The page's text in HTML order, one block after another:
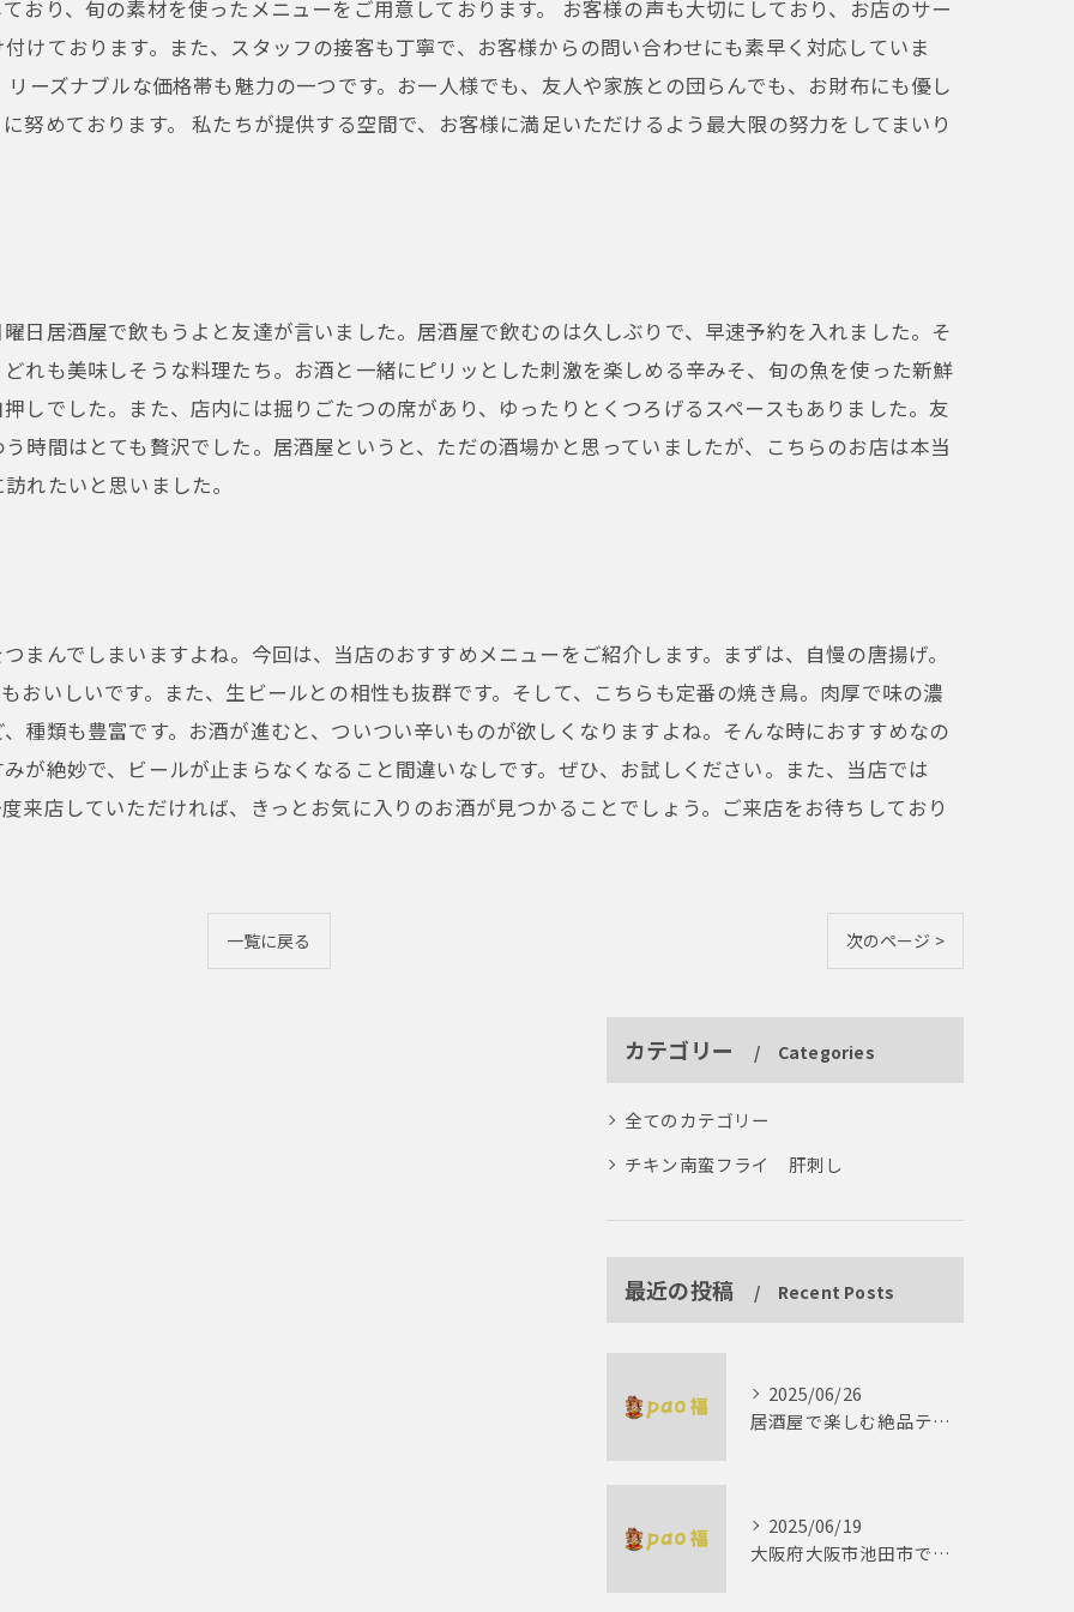
おり、旬の素材を使ったメニューをご用意しております。 お客様の声も大切にしており、お店のサー
けております。また、スタッフの接客も丁寧で、お客様からの問い合わせにも素早く対応していま
ーズナブルな価格帯も魅力の一つです。お一人様でも、友人や家族との団らんでも、お財布にも優し
努めております。 私たちが提供する空間で、お客様に満足いただけるよう最大限の努力をしてまいり
日居酒屋で飲もうよと友達が言いました。居酒屋で飲むのは久しぶりで、早速予約を入れました。そ
れも美味しそうな料理たち。お酒と一緒にピリッとした刺激を楽しめる辛みそ、旬の魚を使った新鮮
しでした。また、店内には掘りごたつの席があり、ゆったりとくつろげるスペースもありました。友
時間はとても贅沢でした。居酒屋というと、ただの酒場かと思っていましたが、こちらのお店は本当
れたいと思いました。
まんでしまいますよね。今回は、当店のおすすめメニューをご紹介します。まずは、自慢の唐揚げ。
おいしいです。また、生ビールとの相性も抜群です。そして、こちらも定番の焼き鳥。肉厚で味の濃
種類も豊富です。お酒が進むと、ついつい辛いものが欲しくなりますよね。そんな時におすすめなの
が絶妙で、ビールが止まらなくなること間違いなしです。ぜひ、お試しください。また、当店では
来店していただければ、きっとお気に入りのお酒が見つかることでしょう。ご来店をお待ちしており
一覧に戻る 次のページ >
カテゴリー Categories
全てのカテゴリー
チキン南蛮フライ 肝刺し
最近の投稿 Recent Posts
2025/06/26
居酒屋で楽しむ絶品テリーヌの世界
2025/06/19
大阪府大阪市池田市で楽しむしゃぶしゃぶの魅力とは？